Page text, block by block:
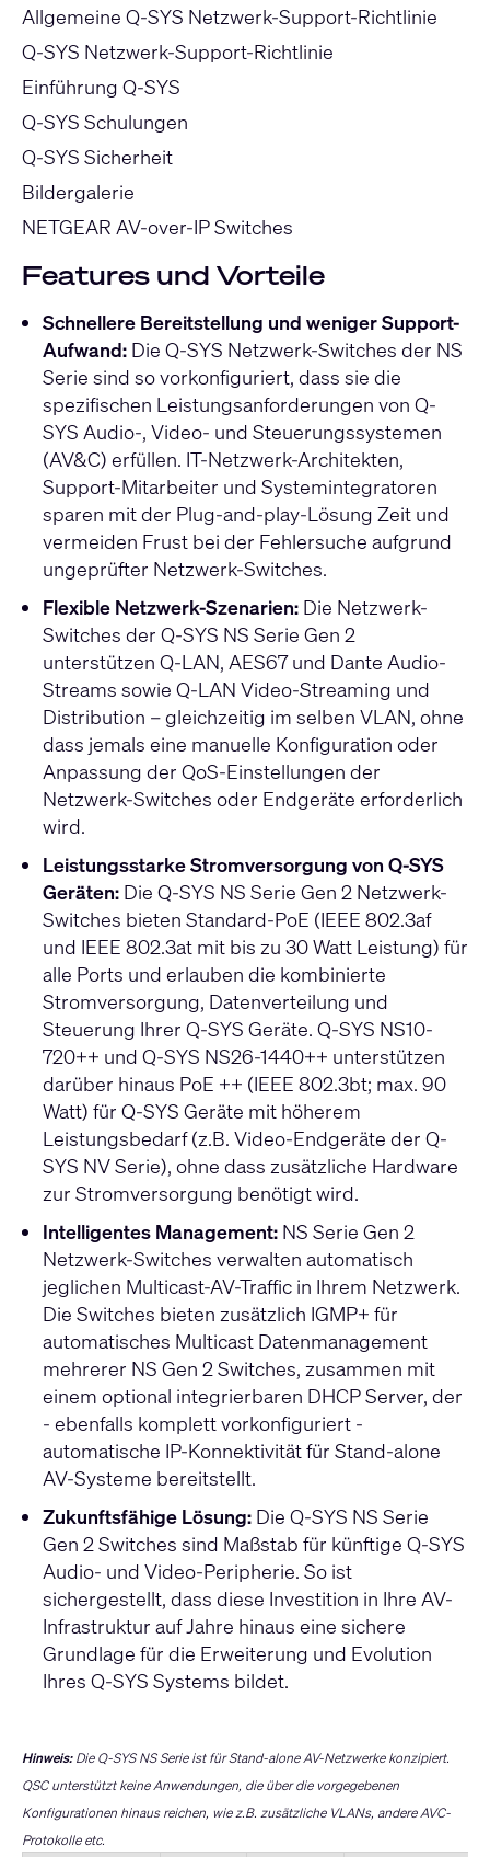
Allgemeine Q-SYS Netzwerk-Support-Richtlinie
Q-SYS Netzwerk-Support-Richtlinie
Einführung Q-SYS
Q-SYS Schulungen
Q-SYS Sicherheit
Bildergalerie
NETGEAR AV-over-IP Switches
Features und Vorteile
Schnellere Bereitstellung und weniger Support-
Aufwand: Die Q-SYS Netzwerk-Switches der NS
Serie sind so vorkonfiguriert, dass sie die
spezifischen Leistungsanforderungen von Q-
SYS Audio-, Video- und Steuerungssystemen
(AV&C) erfüllen. IT-Netzwerk-Architekten,
Support-Mitarbeiter und Systemintegratoren
sparen mit der Plug-and-play-Lösung Zeit und
vermeiden Frust bei der Fehlersuche aufgrund
ungeprüfter Netzwerk-Switches.
Flexible Netzwerk-Szenarien: Die Netzwerk-
Switches der Q-SYS NS Serie Gen 2
unterstützen Q-LAN, AES67 und Dante Audio-
Streams sowie Q-LAN Video-Streaming und
Distribution – gleichzeitig im selben VLAN, ohne
dass jemals eine manuelle Konfiguration oder
Anpassung der QoS-Einstellungen der
Netzwerk-Switches oder Endgeräte erforderlich
wird.
Leistungsstarke Stromversorgung von Q-SYS
Geräten:Die Q-SYS NS Serie Gen 2 Netzwerk-
Switches bieten Standard-PoE (IEEE 802.3af
und IEEE 802.3at mit bis zu 30 Watt Leistung) für
alle Ports und erlauben die kombinierte
Stromversorgung, Datenverteilung und
Steuerung Ihrer Q-SYS Geräte. Q-SYS NS10-
720++ und Q-SYS NS26-1440++ unterstützen
darüber hinaus PoE ++ (IEEE 802.3bt; max. 90
Watt) für Q-SYS Geräte mit höherem
Leistungsbedarf (z.B. Video-Endgeräte der Q-
SYS NV Serie), ohne dass zusätzliche Hardware
zur Stromversorgung benötigt wird.
Intelligentes Management: NS Serie Gen 2
Netzwerk-Switches verwalten automatisch
jeglichen Multicast-AV-Traffic in Ihrem Netzwerk.
Die Switches bieten zusätzlich IGMP+ für
automatisches Multicast Datenmanagement
mehrerer NS Gen 2 Switches, zusammen mit
einem optional integrierbaren DHCP Server, der
- ebenfalls komplett vorkonfiguriert -
automatische IP-Konnektivität für Stand-alone
AV-Systeme bereitstellt.
Zukunftsfähige Lösung:Die Q-SYS NS Serie
Gen 2 Switches sind Maßstab für künftige Q-SYS
Audio- und Video-Peripherie. So ist
sichergestellt, dass diese Investition in Ihre AV-
Infrastruktur auf Jahre hinaus eine sichere
Grundlage für die Erweiterung und Evolution
Ihres Q-SYS Systems bildet.
Hinweis:Die Q-SYS NS Serie ist für Stand-alone AV-Netzwerke konzipiert.
QSC unterstützt keine Anwendungen, die über die vorgegebenen
Konfigurationen hinaus reichen, wie z.B. zusätzliche VLANs, andere AVC-
Protokolle etc.